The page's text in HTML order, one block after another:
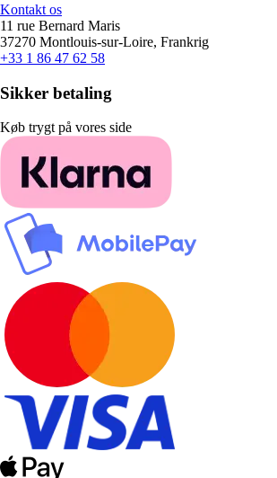
Kontakt os
11 rue Bernard Maris
37270 Montlouis-sur-Loire, Frankrig
+33 1 86 47 62 58
Sikker betaling
Køb trygt på vores side